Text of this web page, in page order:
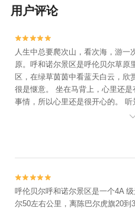
用户评论


人生中总要爬次山，看次海，游
原。呼和诺尔景区是呼伦贝尔草原
区，在绿草茵茵中看蓝天白云，欣
很是惬意。 坐在马背上，心里还
事情，所以心里还是很开心的。
沛，所以草区繁茂，躺在草地上晒
是正好赶上晚上的篝火晚会。热
蹈，在热烈的篝火中我们也跟着


呼伦贝尔呼和诺尔景区是一个4A
尔50左右公里，离陈巴尔虎旗20